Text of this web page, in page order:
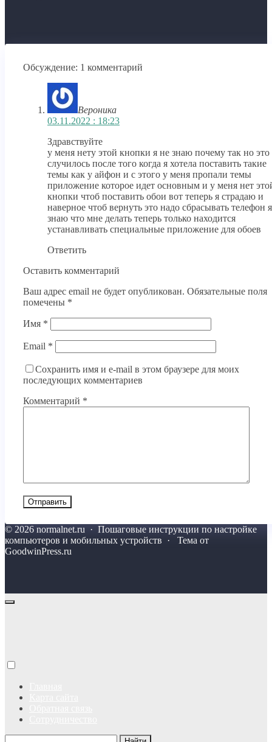
Обсуждение: 1 комментарий
Вероника
03.11.2022 : 18:23
Здравствуйте
у меня нету этой кнопки я не знаю почему так но это
случилось после того когда я хотела поставить такие
темы как у айфон и с этого у меня пропали темы
приложение которое идет основным и у меня нет
кнопки чтоб поставить обои вот теперь я страдаю и
наверное чтоб вернуть это надо сбрасывать телефон
знаю что мне делать теперь только находится
устанавливать специальные приложение для обоев
Ответить
Оставить комментарий
Ваш адрес email не будет опубликован. Обязательные поля
помечены *
Имя *
Email *
Сохранить имя и e-mail в этом браузере для моих
последующих комментариев
Комментарий *
© 2026 normalnet.ru · Пошаговые инструкции по настройке
компьютеров и мобильных устройств · Тема от
GoodwinPress.ru